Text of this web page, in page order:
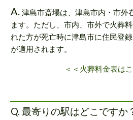
A.津島市斎場は、津島市内・市外
ます。ただし、市内、市外で火葬
れた方が死亡時に津島市に住民登
が適用されます。
＜＜火葬料金表は
Q. 最寄りの駅はどこですか